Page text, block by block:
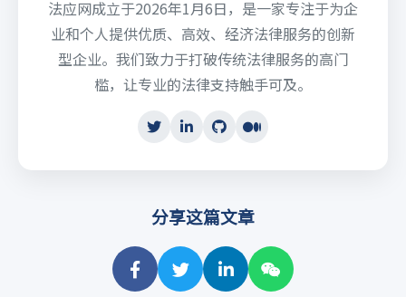
法应网成立于2026年1月6日，是一家专注于为企
业和个人提供优质、高效、经济法律服务的创新
型企业。我们致力于打破传统法律服务的高门
槛，让专业的法律支持触手可及。
分享这篇文章